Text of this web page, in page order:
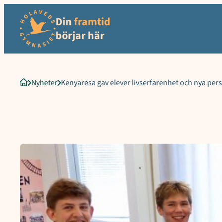
Sökord för intern sökning: Kenyaresa gav elever livserfarenhet
innehåll
Dinframtid
börjar här
Startsida
Nyheter Kenyaresa gav elever livserfarenhet och nya